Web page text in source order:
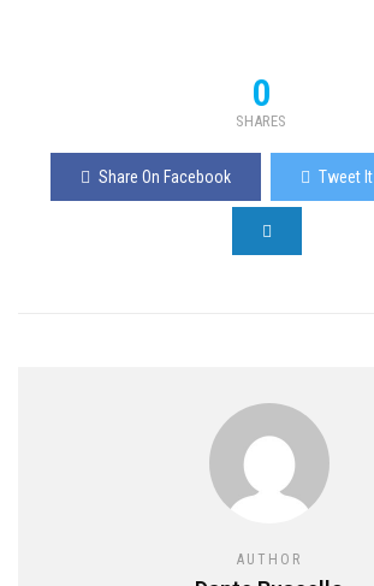
0
SHARES
Share On Facebook Tweet It
AUTHOR